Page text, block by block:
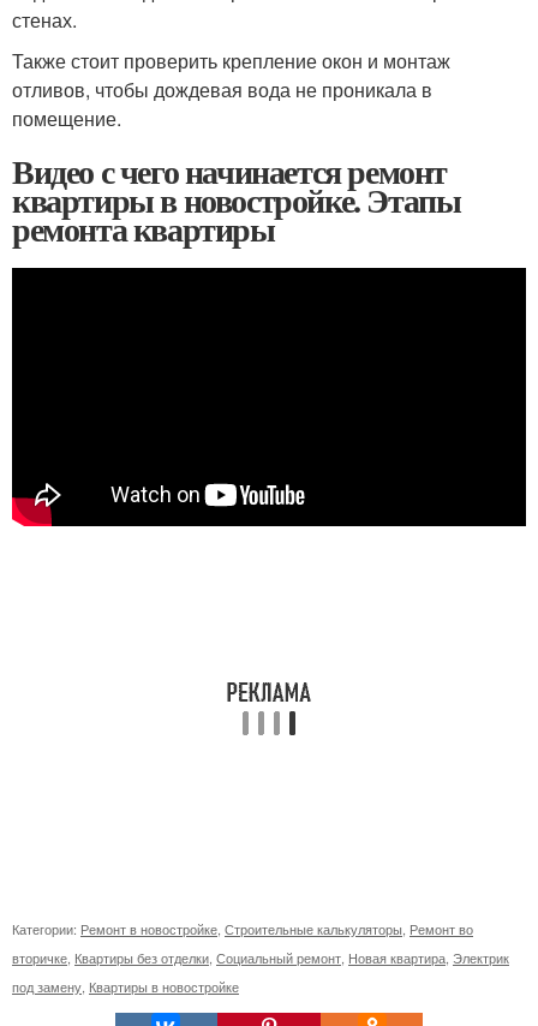
стенах.
Также стоит проверить крепление окон и монтаж
отливов, чтобы дождевая вода не проникала в
помещение.
Видео с чего начинается ремонт
квартиры в новостройке. Этапы
ремонта квартиры
Категории: Ремонт в новостройке Строительные калькуляторы Ремонт во
вторичке Квартиры без отделки Социальный ремонт Новая квартира Электрик
под замену Квартиры в новостройке